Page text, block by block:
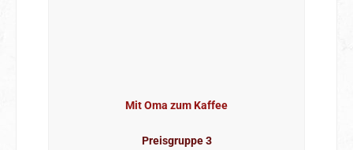
Mit Oma zum Kaffee
Preisgruppe 3